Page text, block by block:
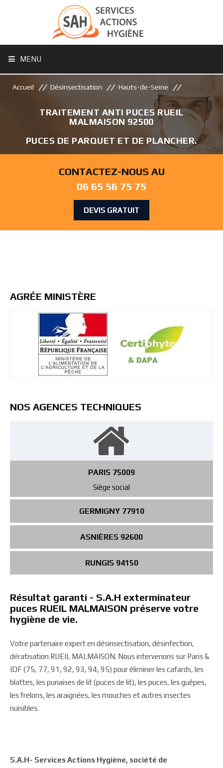
MENU
Accueil Désinsectisation Hauts-de-Seine
TRAITEMENT ANTI PUCES RUEIL
MALMAISON 92500
PUCES DE PARQUET ET DE PLANCHER.
CONTACTEZ-NOUS AU
06 65 56 75 75
DEVIS GRATUIT
AGRÉE MINISTÈRE
NOS AGENCES TECHNIQUES
PARIS 75009
Siège social
GERMIGNY 77910
ASNIÈRES 92600
RUNGIS 94150
Résultat garanti - S.A.H exterminateur
puces RUEIL MALMAISON préserve votre
hygiène de vie.
Votre partenaire expert en désinsectisation, désinfection,
dératisation RUEIL MALMAISON. Nous intervenons sur Paris &
IDF (75, 77, 91, 92, 93, 94, 95) pour éliminer les cafards, les
blattes, les punaises de lit (puces de lit), les puces, les guêpes,
les frelons, les araignées, les mouches et autres insectes
nuisibles.
S.A.H- Services Actions Hygiène, société de